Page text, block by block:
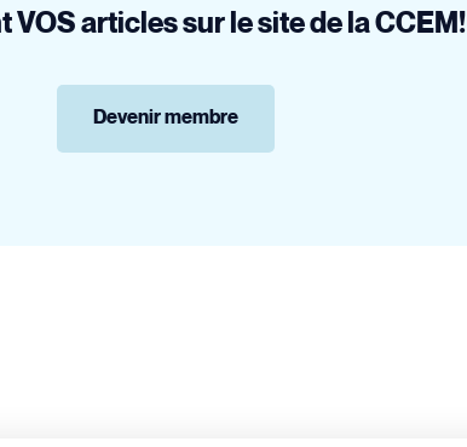
VOS articles sur le site de la CCEM!
Devenir membre